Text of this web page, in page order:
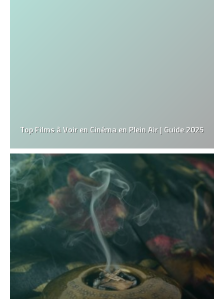
Top Films à Voir en Cinéma en Plein Air | Guide 2025